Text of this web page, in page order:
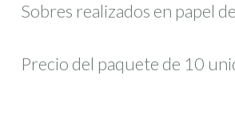
Sobres realizados en papel
Precio del paquete de 10